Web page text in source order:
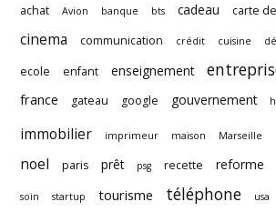
achat Avion banque bts cadeau carte
cinema communication crédit cuisine
ecole enfant enseignement
france
gateau google gouvernement
immobilier imprimeur maison Marseille
noel paris prêt psg recette reforme
soin startup tourisme téléphone usa